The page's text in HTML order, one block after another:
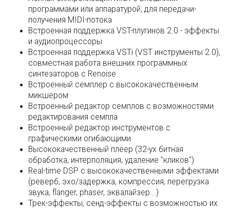
программами или аппаратурой, для передачи-
получения MIDI-потока
Встроенная поддержка VST-плугинов 2.0 - эффекты
и аудиопроцессоры
Встроенная поддержка VSTi (VST инструменты 2.0),
совместная работа внешних программных
синтезаторов с Renoise
Встроенный семплер с высококачественным
микшером
Встроенный редактор семплов с возможностями
редактирования семпла
Встроенный редактор инструментов с
графическими огибающими
Высококачественный плеер (32-ух битная
обработка, интерполяция, удаление "кликов")
Real-time DSP с высококачественными эффектами
(реверб, эхо/задержка, компрессия, перегрузка
звука, flanger, phaser, эквалайзер...)
Трек-эффекты, сенд-эффекты с возможностью их